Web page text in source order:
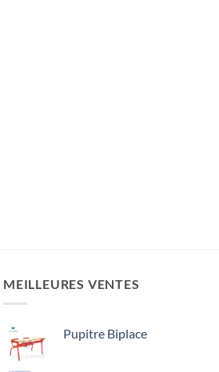
MEILLEURES VENTES
Pupitre Biplace